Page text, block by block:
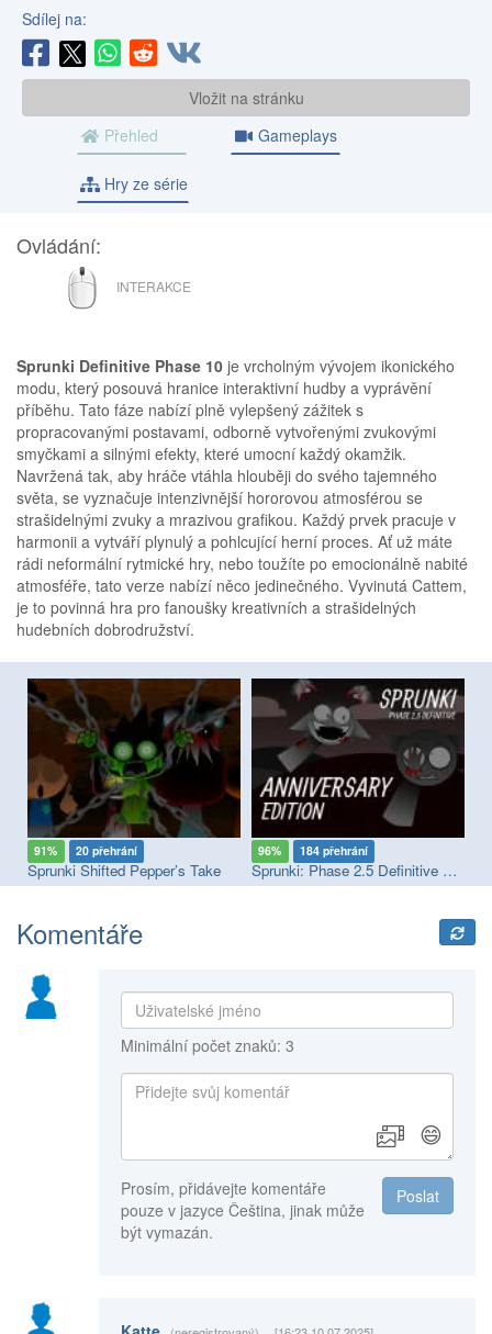
Sdílej na:
Vložit na stránku
Přehled
Gameplays
Hry ze série
Ovládání:
MYŠ
INTERAKCE
Sprunki Definitive Phase 10 je vrcholným vývojem ikonického
modu, který posouvá hranice interaktivní hudby a vyprávění
příběhu. Tato fáze nabízí plně vylepšený zážitek s
propracovanými postavami, odborně vytvořenými zvukovými
smyčkami a silnými efekty, které umocní každý okamžik.
Navržená tak, aby hráče vtáhla hlouběji do svého tajemného
světa, se vyznačuje intenzivnější hororovou atmosférou se
strašidelnými zvuky a mrazivou grafikou. Každý prvek pracuje v
harmonii a vytváří plynulý a pohlcující herní proces. Ať už máte
rádi neformální rytmické hry, nebo toužíte po emocionálně nabité
atmosféře, tato verze nabízí něco jedinečného. Vyvinutá Cattem,
je to povinná hra pro fanoušky kreativních a strašidelných
hudebních dobrodružství.
91% 20 přehrání
Sprunki Shifted Pepper’s Take
96% 184 přehrání
Sprunki: Phase 2.5 Definitive Edition
Komentáře
Minimální počet znaků: 3
😄
Poslat
Prosím, přidávejte komentáře
pouze v jazyce Čeština, jinak může
být vymazán.